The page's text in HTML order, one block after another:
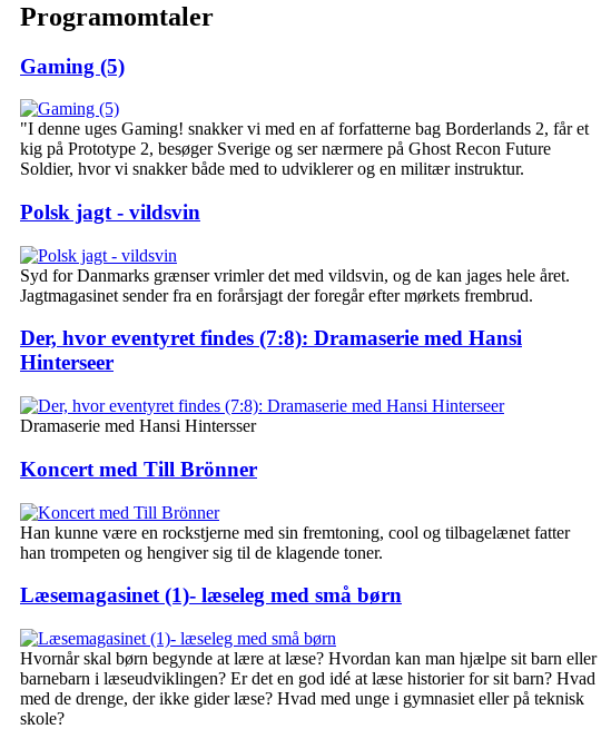
Programomtaler
Gaming (5)
"I denne uges Gaming! snakker vi med en af forfatterne bag Borderlands 2, får et
kig på Prototype 2, besøger Sverige og ser nærmere på Ghost Recon Future
Soldier, hvor vi snakker både med to udviklerer og en militær instruktur.
Polsk jagt - vildsvin
Syd for Danmarks grænser vrimler det med vildsvin, og de kan jages hele året.
Jagtmagasinet sender fra en forårsjagt der foregår efter mørkets frembrud.
Der, hvor eventyret findes (7:8): Dramaserie med Hansi
Hinterseer
Dramaserie med Hansi Hintersser
Koncert med Till Brönner
Han kunne være en rockstjerne med sin fremtoning, cool og tilbagelænet fatter
han trompeten og hengiver sig til de klagende toner.
Læsemagasinet (1)- læseleg med små børn
Hvornår skal børn begynde at lære at læse? Hvordan kan man hjælpe sit barn eller
barnebarn i læseudviklingen? Er det en god idé at læse historier for sit barn? Hvad
med de drenge, der ikke gider læse? Hvad med unge i gymnasiet eller på teknisk
skole?